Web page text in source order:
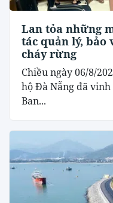
Lan tỏa những
tác quản lý, bảo
cháy rừng
Chiều ngày 06/8/
hộ Đà Nẵng đã
Ban...